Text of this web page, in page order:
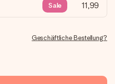
Sale 11,99
Geschäftliche Bestellung?